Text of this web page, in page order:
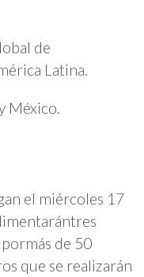
de
Latina.
México.
el miércoles 17
de 50
que se realizarán